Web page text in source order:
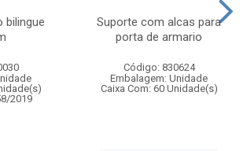
bilingue
2019
Suporte com alcas para
porta de armario
Código: 830624
Embalagem: Unidade
Caixa Com: 60 Unidade(s)